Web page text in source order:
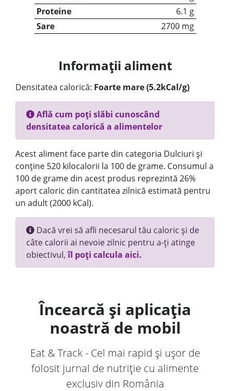
Proteine
6.1 g
Sare
2700 mg
Informații aliment
Densitatea calorică: Foarte mare (5.2kCal/g)
Află cum poți slăbi cunoscând
densitatea calorică a alimentelor
Acest aliment face parte din categoria Dulciuri și
conține 520 kilocalorii la 100 de grame. Consumul a
100 de grame din acest produs reprezintă 26%
aport caloric din cantitatea zilnică estimată pentru
un adult (2000 kCal).
Dacă vrei să afli necesarul tău caloric și de
câte calorii ai nevoie zilnic pentru a-ți atinge
obiectivul,îl poți calcula aici.
Încearcă și aplicația
noastră de mobil
Eat & Track - Cel mai rapid și ușor de
folosit jurnal de nutriție cu alimente
exclusiv din România